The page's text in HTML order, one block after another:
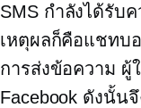
SMS กำลังได้รับ
เหตุผลก็คือแชทบ
การส่งข้อความ ผู้
Facebook ดังนั้